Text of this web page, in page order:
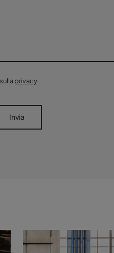
privacy
Invia